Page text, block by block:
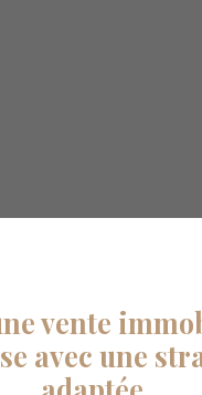
vente
avec une